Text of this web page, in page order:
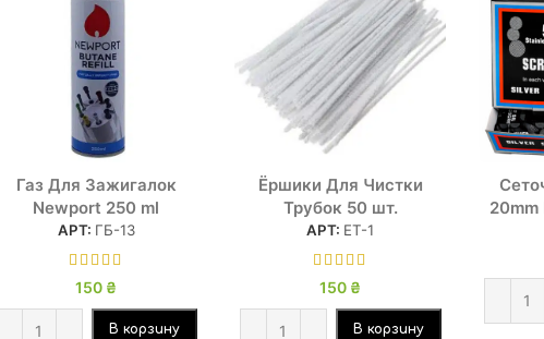
Газ Для Зажигалок
Newport 250 ml
АРТ: ГБ-13
150 ₴
В корзину
Ёршики Для Чистки
Трубок 50 шт.
АРТ: ЕТ-1
150 ₴
В корзину